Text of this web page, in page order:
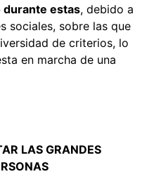
durante estas, debido a
sociales, sobre las que
de criterios, lo
en marcha de una
LAS GRANDES